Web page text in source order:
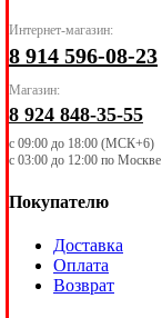
Интернет-магазин:
8 914 596-08-23
Магазин:
8 924 848-35-55
с 09:00 до 18:00 (МСК+6)
с 03:00 до 12:00 по Москве
Покупателю
Доставка
Оплата
Возврат